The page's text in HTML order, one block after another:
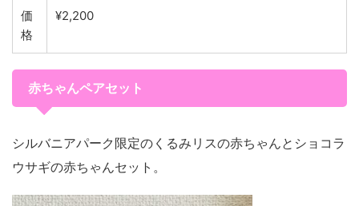
価
格
¥2,200
赤ちゃんペアセット
シルバニアパーク限定のくるみリスの赤ちゃんとショコラ
ウサギの赤ちゃんセット。